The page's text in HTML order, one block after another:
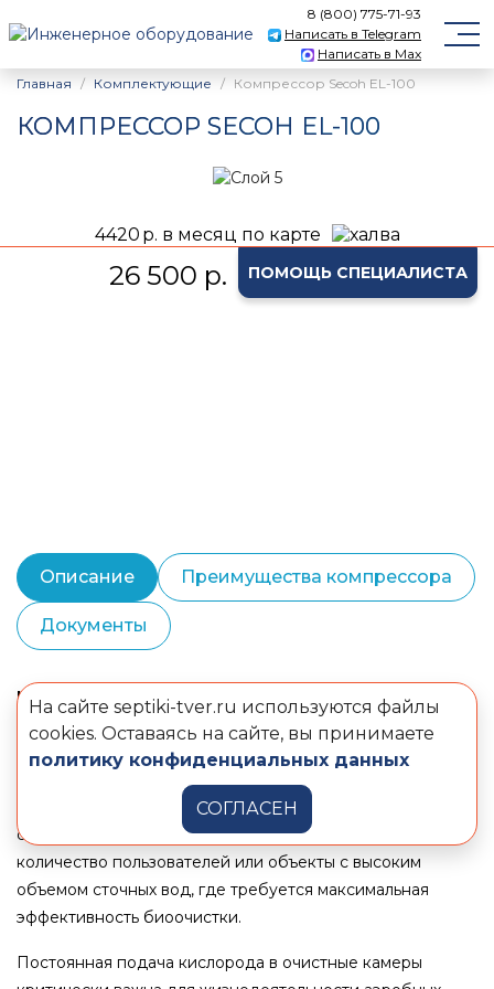
8 (800) 775-71-93
Написать в Telegram
Написать в Max
Главная
Комплектующие Компрессор Secoh EL-100
КОМПРЕССОР SECOH EL-100
4420 р. в месяц по карте
26 500 р. ПОМОЩЬ СПЕЦИАЛИСТА
Описание Преимущества компрессора
Документы
Компрессор Secoh EL-100
высокоэффективное устройство, разработанное для
обеспечения интенсивной и стабильной аэрации в
производительности. Он идеально подходит для наших
станций ТВЕРЬ, обслуживающих значительное
количество пользователей или объекты с высоким
объемом сточных вод, где требуется максимальная
эффективность биоочистки.
Постоянная подача кислорода в очистные камеры
На сайте septiki-tver.ru используются файлы
cookies. Оставаясь на сайте, вы принимаете
политику конфиденциальных данных
СОГЛАСЕН